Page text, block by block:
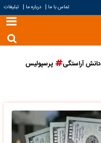
تماس با ما | درباره ما | تبلیغات
دانش آراستگی پرسپولیس